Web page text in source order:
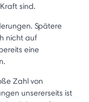
sind.
Spätere
nicht auf
eine
Zahl von
unsererseits ist